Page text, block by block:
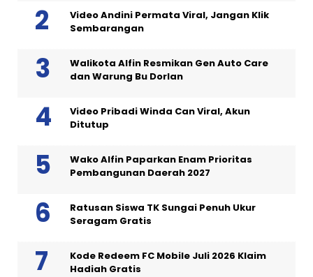
Video Andini Permata Viral, Jangan Klik
Sembarangan
Walikota Alfin Resmikan Gen Auto Care
dan Warung Bu Dorlan
Video Pribadi Winda Can Viral, Akun
Ditutup
Wako Alfin Paparkan Enam Prioritas
Pembangunan Daerah 2027
Ratusan Siswa TK Sungai Penuh Ukur
Seragam Gratis
Kode Redeem FC Mobile Juli 2026 Klaim
Hadiah Gratis